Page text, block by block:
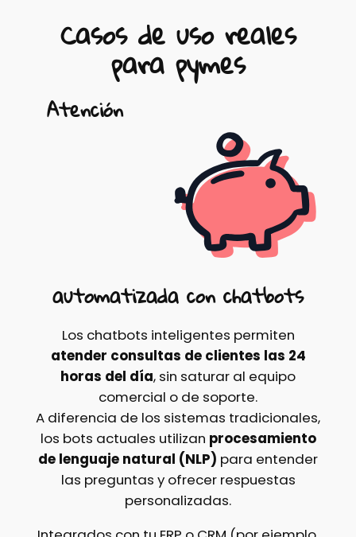
Casos de uso reales
para pymes
Atención
automatizada con chatbots
Los chatbots inteligentes permiten
atender consultas de clientes las 24
horas del día, sin saturar al equipo
comercial o de soporte.
A diferencia de los sistemas tradicionales,
los bots actuales utilizan procesamiento
de lenguaje natural (NLP) para entender
las preguntas y ofrecer respuestas
personalizadas.